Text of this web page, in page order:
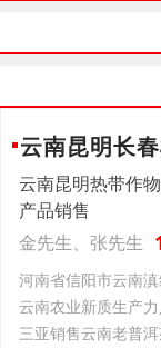
云南昆明长
云南昆明热带作
产品销售
金先生、张先生
河南省信阳市云南
云南‌农业新质生产
三亚销售云南老普